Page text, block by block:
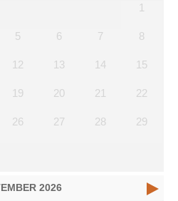
1
5 6 7 8
12 13 14 15
19 20 21 22
26 27 28 29
2026